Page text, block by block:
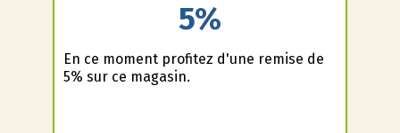
5%
En ce moment profitez d'une remise de
5% sur ce magasin.